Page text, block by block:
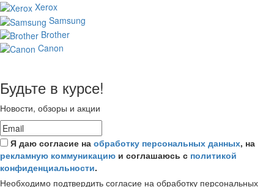
Xerox
Samsung
Brother
Canon
Будьте в курсе!
Новости, обзоры и акции
Я даю согласие на обработку персональных данных, на
рекламную коммуникацию и соглашаюсь с политикой
конфиденциальности.
Необходимо подтвердить согласие на обработку персональных